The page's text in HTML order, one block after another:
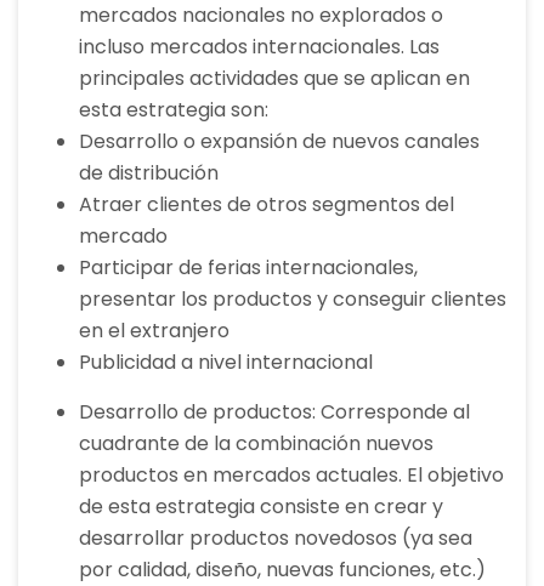
mercados nacionales no explorados o
incluso mercados internacionales. Las
principales actividades que se aplican en
esta estrategia son:
Desarrollo o expansión de nuevos canales
de distribución
Atraer clientes de otros segmentos del
mercado
Participar de ferias internacionales,
presentar los productos y conseguir clientes
en el extranjero
Publicidad a nivel internacional
Desarrollo de productos: Corresponde al
cuadrante de la combinación nuevos
productos en mercados actuales. El objetivo
de esta estrategia consiste en crear y
desarrollar productos novedosos (ya sea
por calidad, diseño, nuevas funciones, etc.)